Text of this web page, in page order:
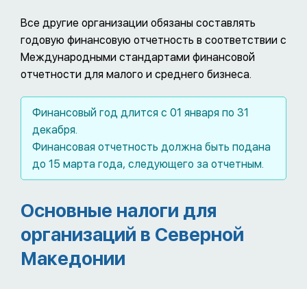
Все другие организации обязаны составлять
годовую финансовую отчетность в соответствии с
Международными стандартами финансовой
отчетности для малого и среднего бизнеса.
Финансовый год длится с 01 января по 31
декабря.
Финансовая отчетность должна быть подана
до 15 марта года, следующего за отчетным.
Основные налоги для
организаций в Северной
Македонии